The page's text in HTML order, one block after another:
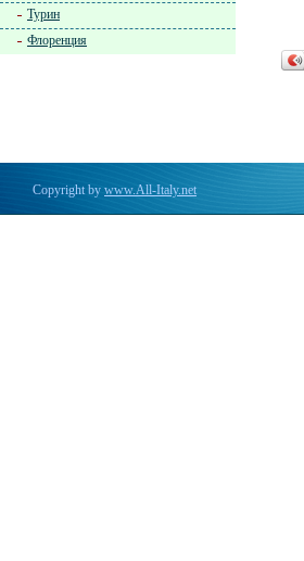
Турин
Флоренция
Copyright by www.All-Italy.net